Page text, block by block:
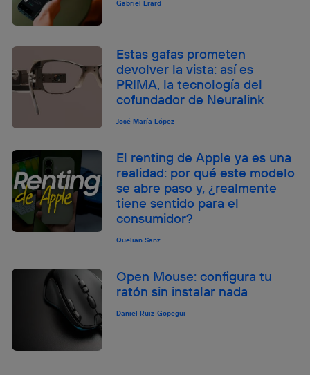
Gabriel Erard
Estas gafas prometen
devolver la vista: así es
PRIMA, la tecnología del
cofundador de Neuralink
José María López
El renting de Apple ya es una
realidad: por qué este modelo
se abre paso y, ¿realmente
tiene sentido para el
consumidor?
Quelian Sanz
Open Mouse: configura tu
ratón sin instalar nada
Daniel Ruiz-Gopegui